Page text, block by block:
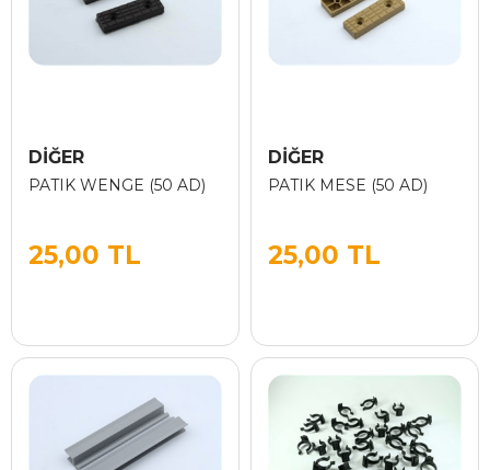
DİĞER
PATIK WENGE (50 AD)
25,00 TL
DİĞER
PATIK MESE (50 AD)
25,00 TL